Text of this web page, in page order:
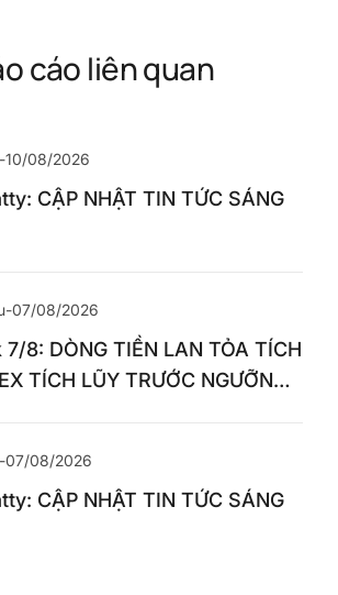
cáo liên quan
-10/08/2026
CẬP NHẬT TIN TỨC SÁNG
-07/08/2026
8: DÒNG TIỀN LAN TỎA TÍCH
TÍCH LŨY TRƯỚC NGƯỠNG
-07/08/2026
CẬP NHẬT TIN TỨC SÁNG